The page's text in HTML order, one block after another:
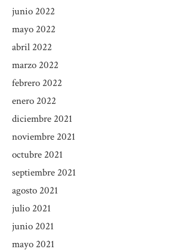
junio 2022
mayo 2022
abril 2022
marzo 2022
febrero 2022
enero 2022
diciembre 2021
noviembre 2021
octubre 2021
septiembre 2021
agosto 2021
julio 2021
junio 2021
mayo 2021